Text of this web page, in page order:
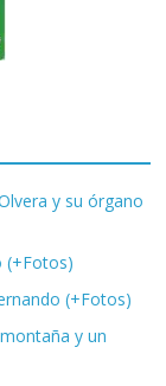
y su órgano
(+Fotos)
(+Fotos)
y un